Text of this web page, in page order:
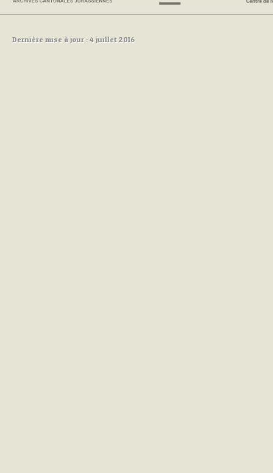
Dernière mise à jour : 4 juillet 2016